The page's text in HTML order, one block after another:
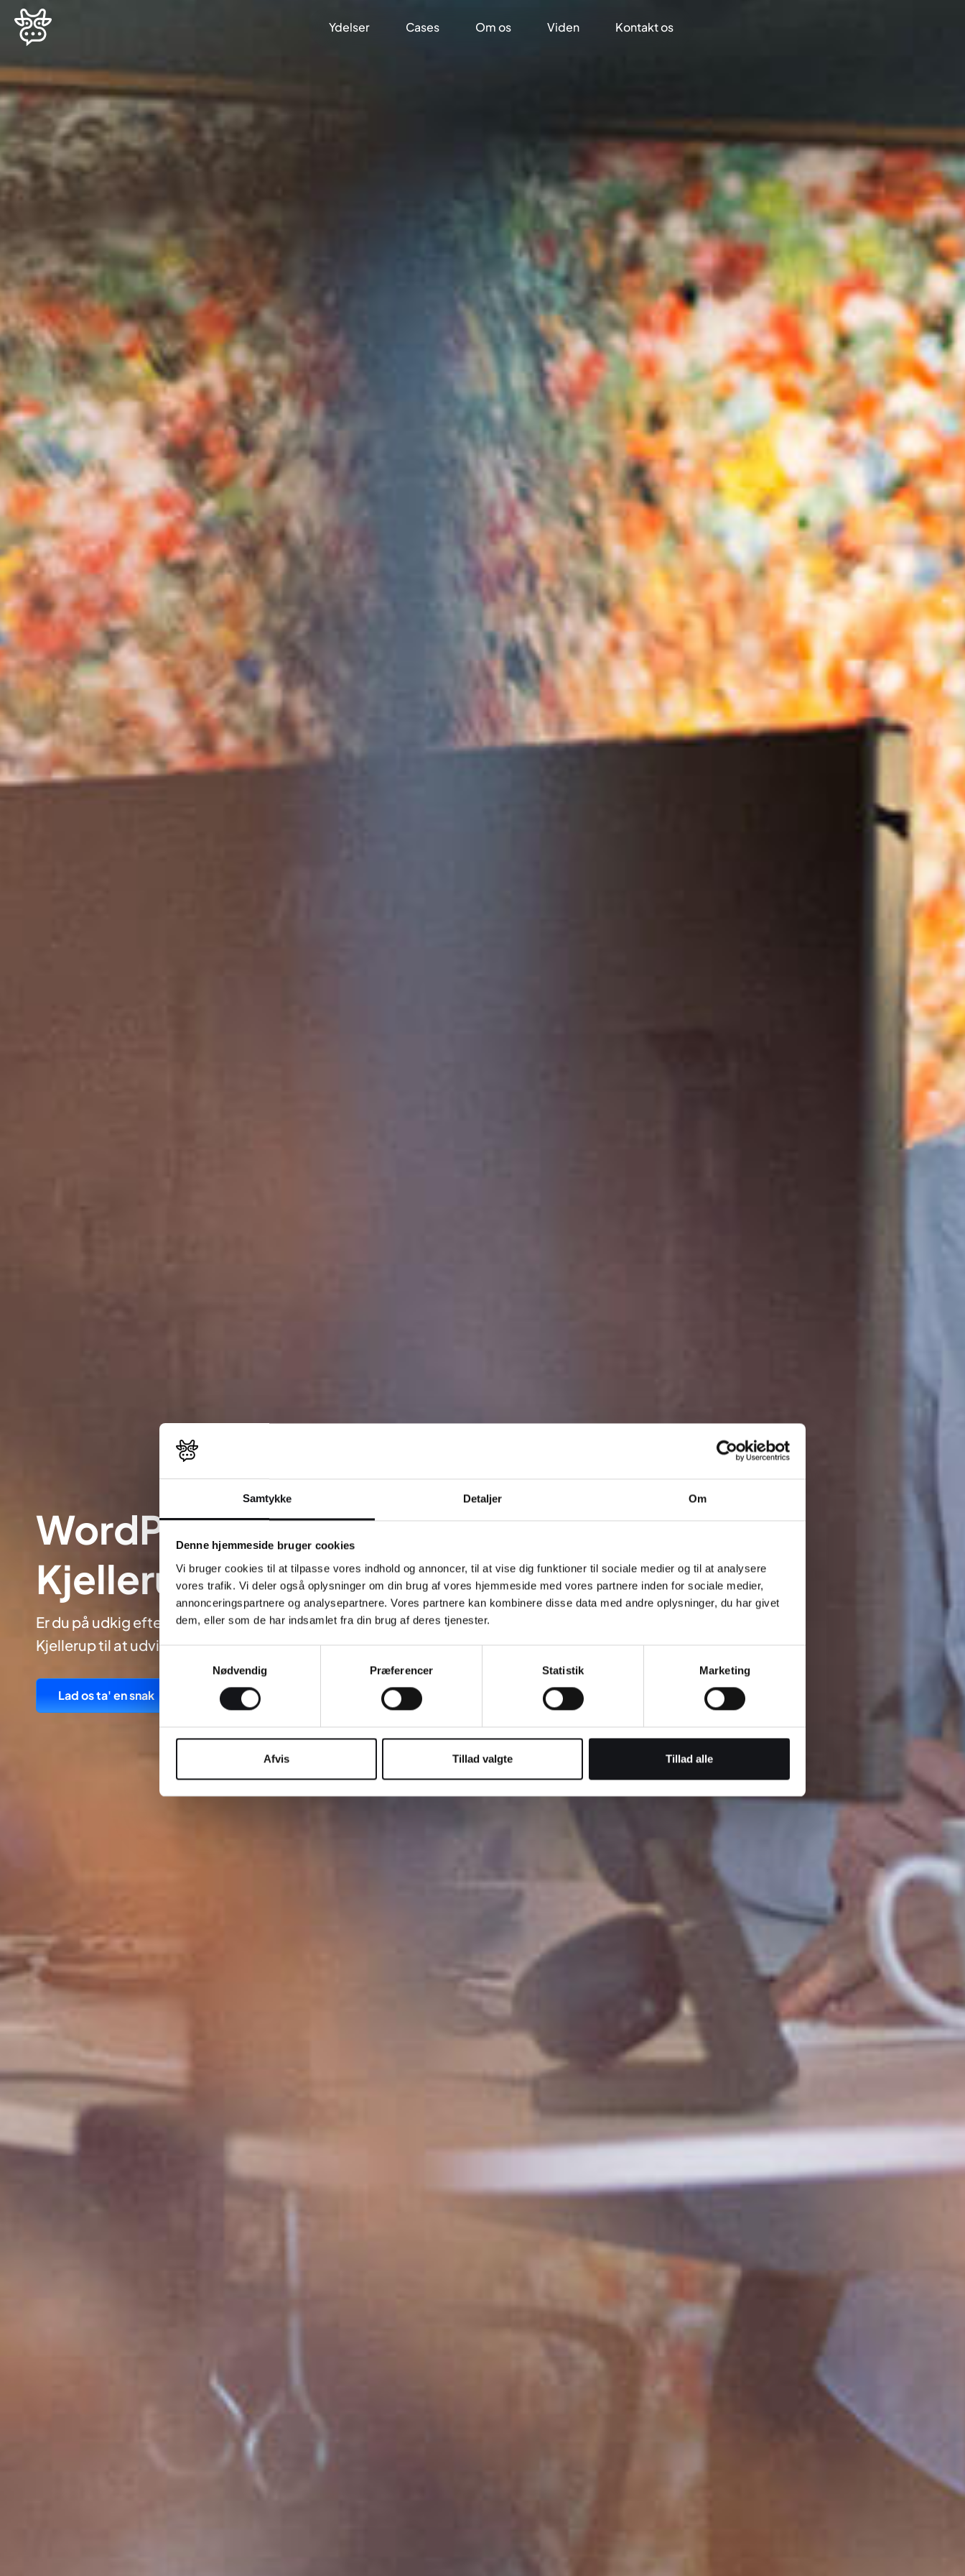
Samtykke Detaljer Om
Denne hjemmeside bruger cookies
Vi bruger cookies til at tilpasse vores indhold og annoncer, til at vise dig funktioner til sociale medier og til at analysere
vores trafik. Vi deler også oplysninger om din brug af vores hjemmeside med vores partnere inden for sociale medier,
annonceringspartnere og analysepartnere. Vores partnere kan kombinere disse data med andre oplysninger, du har givet
dem, eller som de har indsamlet fra din brug af deres tjenester.
Nødvendig
Præferencer Statistik Marketing
Afvis Tillad valgte Tillad alle
Ydelser Cases Om os Viden Kontakt os
WordPress webbureau i
Kjellerup
Er du på udkig efter et full-service webbureau i nærheden af
Kjellerup til at udvikle din næste hjemmeside eller webshop?
Lad os ta' en snak